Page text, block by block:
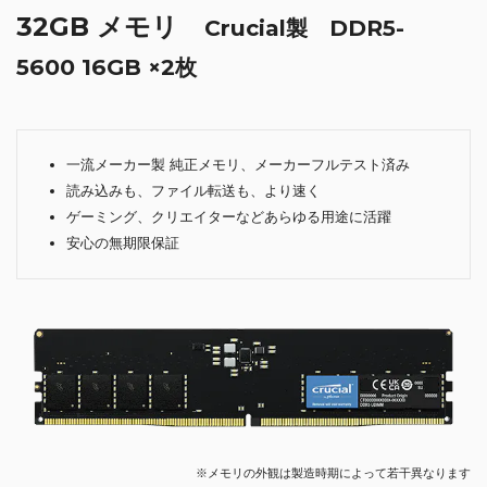
32GB メモリ
Crucial製 DDR5-
5600 16GB ×2枚
一流メーカー製 純正メモリ、メーカーフルテスト済み
読み込みも、ファイル転送も、より速く
ゲーミング、クリエイターなどあらゆる用途に活躍
安心の無期限保証
※メモリの外観は製造時期によって若干異なります